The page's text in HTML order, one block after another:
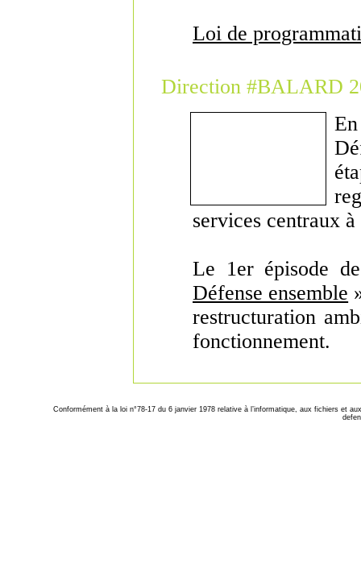
Loi de
Direction #BALARD
services centraux
Le 1er épisode
Défense ensemble
restructuration
fonctionnement.
Conformément à la loi n°78-17 du 6 janvier 1978 relative à l’informatique, aux fichiers et